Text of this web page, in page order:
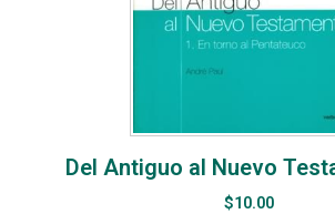
Del Antiguo al Nuevo
$10.00